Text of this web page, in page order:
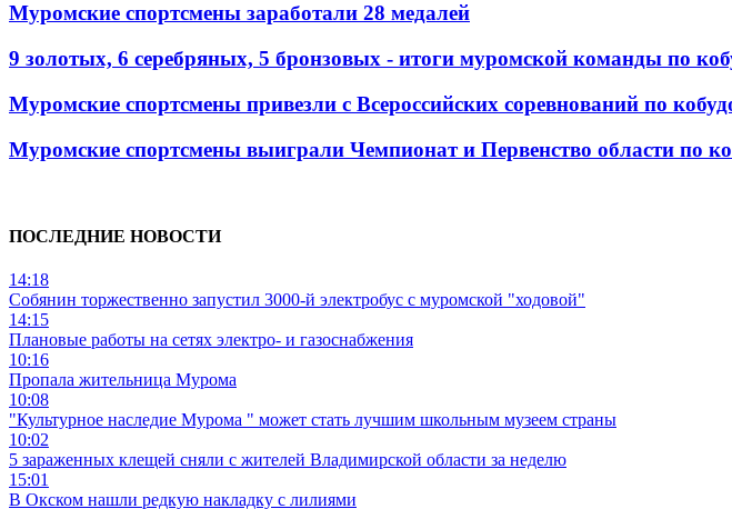
Муромские спортсмены заработали 28 медалей
9 золотых, 6 серебряных, 5 бронзовых - итоги муромской команды по
Муромские спортсмены привезли с Всероссийских соревнований по
Муромские спортсмены выиграли Чемпионат и Первенство области по
ПОСЛЕДНИЕ НОВОСТИ
14:18
Собянин торжественно запустил 3000-й электробус с муромской "ходовой"
14:15
Плановые работы на сетях электро- и газоснабжения
10:16
Пропала жительница Мурома
10:08
"Культурное наследие Мурома " может стать лучшим школьным музеем страны
10:02
5 зараженных клещей сняли с жителей Владимирской области за неделю
15:01
В Окском нашли редкую накладку с лилиями